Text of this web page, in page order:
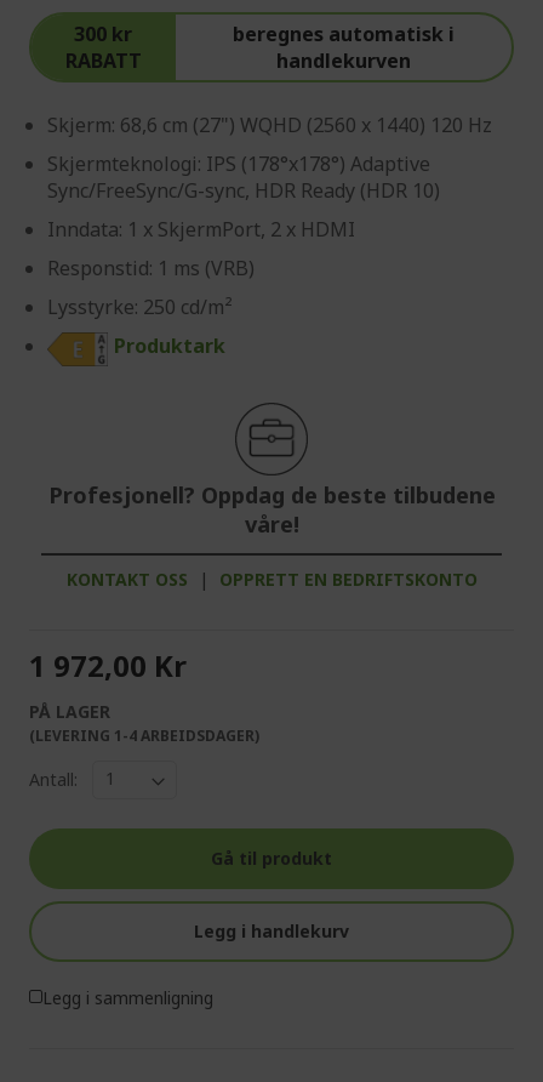
300 kr
RABATT
beregnes automatisk i
handlekurven
Skjerm: 68,6 cm (27") WQHD (2560 x 1440) 120 Hz
Skjermteknologi: IPS (178°x178°) Adaptive
Sync/FreeSync/G-sync, HDR Ready (HDR 10)
Inndata: 1 x SkjermPort, 2 x HDMI
Responstid: 1 ms (VRB)
Lysstyrke: 250 cd/m²
Produktark
Profesjonell? Oppdag de beste tilbudene
våre!
KONTAKT OSS | OPPRETT EN BEDRIFTSKONTO
1 972,00 Kr
PÅ LAGER
(LEVERING 1-4 ARBEIDSDAGER)
Antall:
Gå til produkt
Legg i handlekurv
Legg i sammenligning